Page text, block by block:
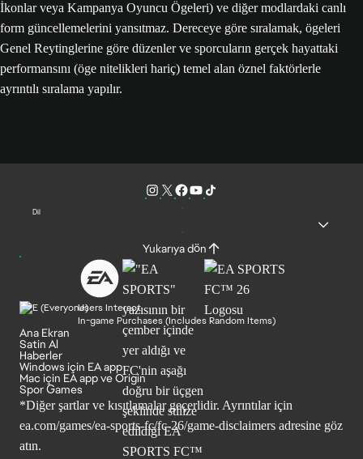
İkonlar veya Kampanya Oyuncu Ögeleri) ve diğer modlardaki canlı
form güncellemelerini yansıtmaz. Dereceye göre sıralamak, ögeleri
Genel Reytinglerine göre düzenler ve sporcuların gerçek hayattaki
performansını (öge nitelikleri hariç) temel alan öznel faktörlerle
ayrıntılı sıralama yapılır.
Dil
Yukarıya dön
Users Interact
In-game Purchases (Includes Random Items)
Ana Ekran
Satin Al
Haberler
Windows için EA app
Mac için EA app ve Origin
Spor Games
*Diğer şartlar ve kısıtlamalar geçerlidir. Ayrıntılar için
ea.com/games/ea-sports-fc/fc-26/game-disclaimers adresine göz
atın.